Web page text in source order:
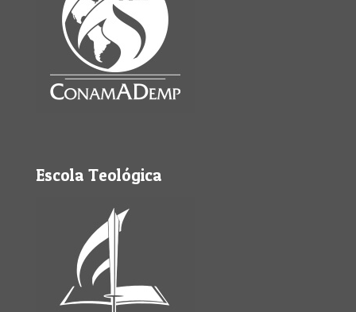
Escola Teológica